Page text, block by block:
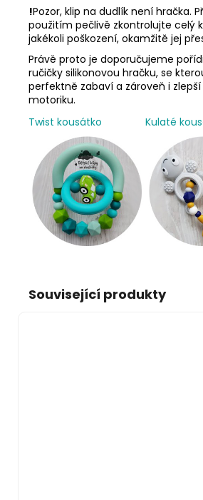
!Pozor, klip na dudlík není hračka.
použitím pečlivě zkontrolujte celý
jakékoli poškození, okamžitě jej
Právě proto je doporučujeme
ručičky silikonovou hračku, se
perfektně zabaví a zároveň i
motoriku.
Twist kousátko
Kulaté
Související produkty